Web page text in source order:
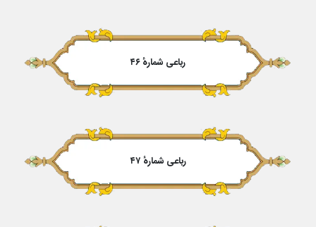
رباعی شمارهٔ ۴۶
رباعی شمارهٔ ۴۷